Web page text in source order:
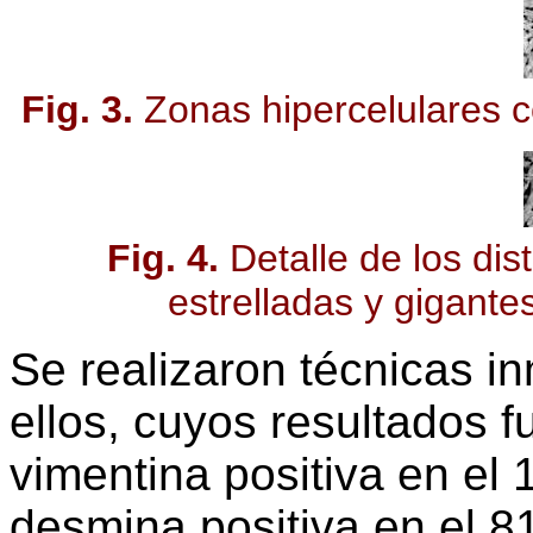
Fig. 3. Zonas hipercelulares
Fig. 4. Detalle de los
estrelladas y
Se realizaron técnicas
ellos, cuyos resultados
vimentina positiva en el